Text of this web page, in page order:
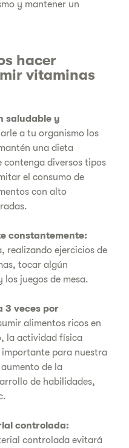
y mantener un
hacer
vitaminas
saludable y
a tu organismo los
una dieta
diversos tipos
el consumo de
con alto
constantemente:
realizando ejercicios de
tocar algún
juegos de mesa.
3 veces por
alimentos ricos en
la actividad física
para nuestra
de la
de habilidades,
controlada:
controlada evitará